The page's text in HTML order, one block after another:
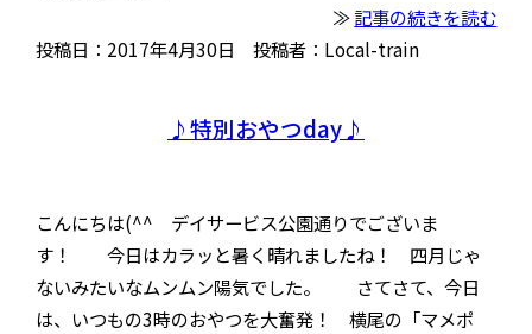
≫記事の続きを読む
投稿日：2017年4月30日 投稿者：Local-train
♪特別おやつday♪
こんにちは(^^ デイサービス公園通りでございま
す！ 今日はカラッと暑く晴れましたね！ 四月じゃ
ないみたいなムンムン陽気でした。 さてさて、今日
は、いつもの3時のおやつを大奮発！ 横尾の「マメポ